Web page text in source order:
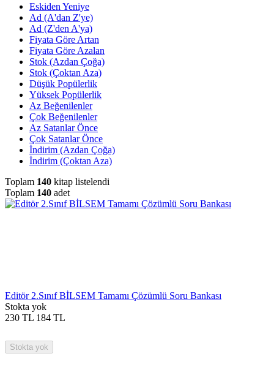
Eskiden Yeniye
Ad (A'dan Z'ye)
Ad (Z'den A'ya)
Fiyata Göre Artan
Fiyata Göre Azalan
Stok (Azdan Çoğa)
Stok (Çoktan Aza)
Düşük Popülerlik
Yüksek Popülerlik
Az Beğenilenler
Çok Beğenilenler
Az Satanlar Önce
Çok Satanlar Önce
İndirim (Azdan Çoğa)
İndirim (Çoktan Aza)
Toplam 140 kitap listelendi
Toplam 140 adet
Editör 2.Sınıf BİLSEM Tamamı Çözümlü Soru Bankası
Stokta yok
230 TL 184 TL
Stokta yok